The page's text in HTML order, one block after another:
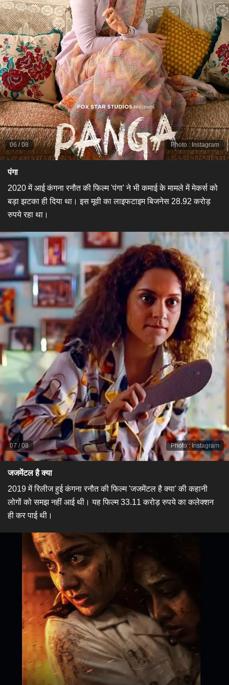
Photo : Instagram
06 /08
पंगा
2020 में आई कंगना रनौत की फिल्म 'पंगा' ने भी कमाई के मामले में मेकर्स को
बड़ा झटका ही दिया था। इस मूवी का लाइफटाइम बिजनेस 28.92 करोड़
रुपये रहा था।
Photo : Instagram
07 /08
जजमेंटल है क्या
2019 में रिलीज हुई कंगना रनौत की फिल्म 'जजमेंटल है क्या' की कहानी
लोगों को समझ नहीं आई थी। यह फिल्म 33.11 करोड़ रुपये का कलेक्शन
ही कर पाई थी।